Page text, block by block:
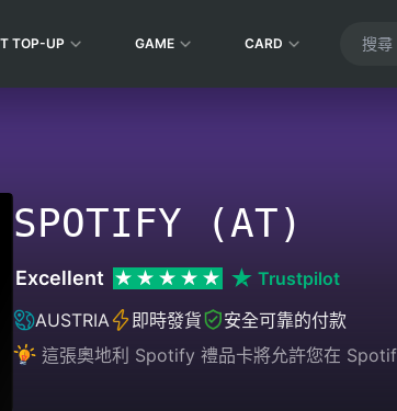
TOP-UP GAME CARD
SPOTIFY (AT)
Excellent
Trustpilot
AUSTRIA
即時發貨
安全可靠的付款
這張奧地利 Spotify 禮品卡將允許您在